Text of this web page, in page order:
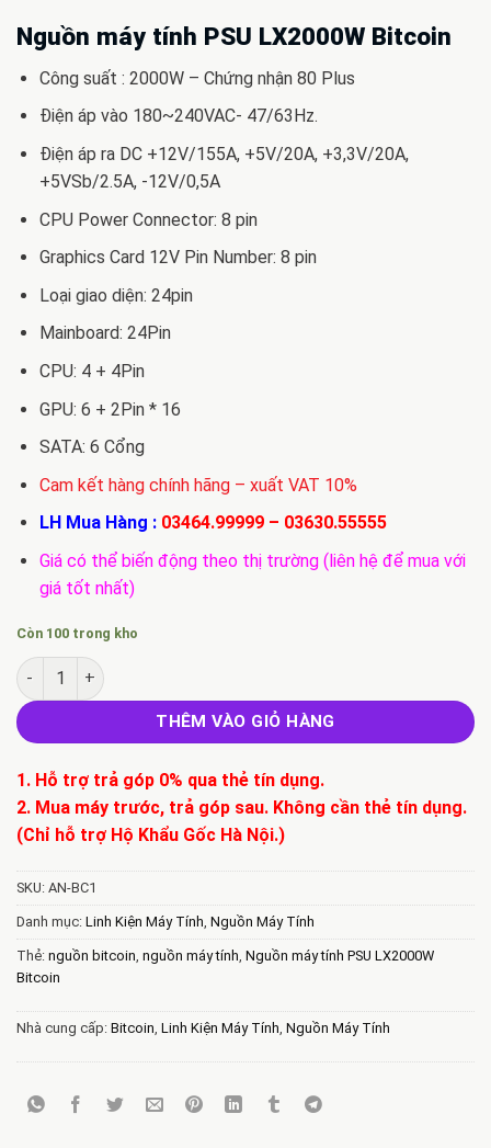
là:
tại
Nguồn máy tính PSU LX2000W Bitcoin
Công suất : 2000W – Chứng nhận 80 Plus
Điện áp vào 180~240VAC- 47/63Hz.
Điện áp ra DC +12V/155A, +5V/20A, +3,3V/20A,
+5VSb/2.5A, -12V/0,5A
CPU Power Connector: 8 pin
Graphics Card 12V Pin Number: 8 pin
Loại giao diện: 24pin
Mainboard: 24Pin
CPU: 4 + 4Pin
GPU: 6 + 2Pin * 16
SATA: 6 Cổng
Cam kết hàng chính hãng – xuất VAT 10%
LH Mua Hàng : 03464.99999– 03630.55555
Giá có thể biến động theo thị trường (liên hệ để mua với
giá tốt nhất)
Còn 100 trong kho
Bán Nguồn máy tính PSU LX2000W Bitcoin số lượng
THÊM VÀO GIỎ HÀNG
1. Hỗ trợ trả góp 0% qua thẻ tín dụng.
2. Mua máy trước, trả góp sau. Không cần thẻ tín dụng.
(Chỉ hỗ trợ Hộ Khẩu Gốc Hà Nội.)
SKU: AN-BC1
Danh mục: Linh Kiện Máy Tính, Nguồn Máy Tính
Thẻ: nguồn bitcoin, nguồn máy tính, Nguồn máy tính PSU LX2000W
Bitcoin
Nhà cung cấp: Bitcoin, Linh Kiện Máy Tính, Nguồn Máy Tính